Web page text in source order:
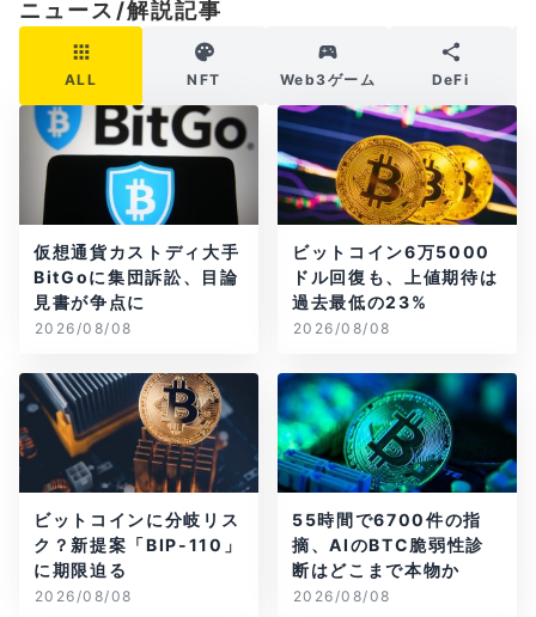
ニュース/解説記事
ALL NFT Web3ゲーム DeFi
仮想通貨カストディ大手
BitGoに集団訴訟、目論
見書が争点に
2026/08/08
ビットコイン6万5000
ドル回復も、上値期待は
過去最低の23%
2026/08/08
ビットコインに分岐リス
ク？新提案「BIP-110」
に期限迫る
2026/08/08
55時間で6700件の指
摘、AIのBTC脆弱性診
断はどこまで本物か
2026/08/08